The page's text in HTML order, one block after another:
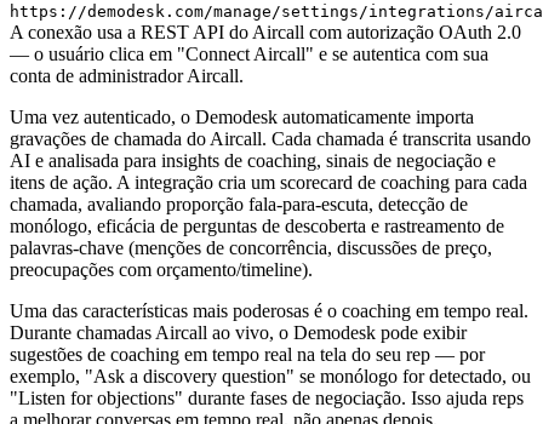
https://demodesk.com/manage/settings/integrations/
A conexão usa a REST API do Aircall com autorização OAuth 2.0
— o usuário clica em "Connect Aircall" e se autentica com sua
conta de administrador Aircall.
Uma vez autenticado, o Demodesk automaticamente importa
gravações de chamada do Aircall. Cada chamada é transcrita usando
AI e analisada para insights de coaching, sinais de negociação e
itens de ação. A integração cria um scorecard de coaching para cada
chamada, avaliando proporção fala-para-escuta, detecção de
monólogo, eficácia de perguntas de descoberta e rastreamento de
palavras-chave (menções de concorrência, discussões de preço,
preocupações com orçamento/timeline).
Uma das características mais poderosas é o coaching em tempo real.
Durante chamadas Aircall ao vivo, o Demodesk pode exibir
sugestões de coaching em tempo real na tela do seu rep — por
exemplo, "Ask a discovery question" se monólogo for detectado, ou
"Listen for objections" durante fases de negociação. Isso ajuda reps
a melhorar conversas em tempo real, não apenas depois.